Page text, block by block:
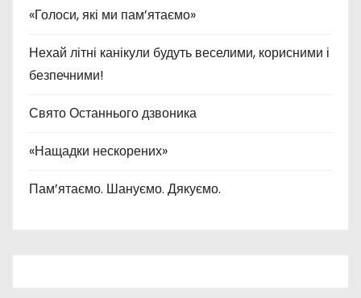
«Голоси, які ми пам’ятаємо»
Нехай літні канікули будуть веселими, корисними і
безпечними!
Свято Останнього дзвоника
«Нащадки нескорених»
Пам’ятаємо. Шануємо. Дякуємо.